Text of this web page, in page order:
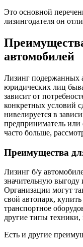
Это основной
лизингодателя он
автомобилей
Лизинг подержанных
юридических лиц
зависит от
конкретных условий
нивелируется в
предприниматель
часто больше,
Преимущества
Лизинг б/у
значительную выгоду
Организации могут
свой автопарк,
транспортное
другие типы
Есть и другие